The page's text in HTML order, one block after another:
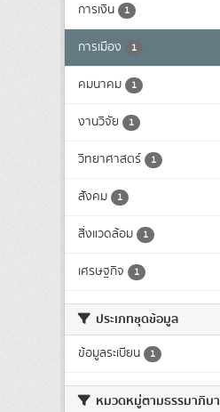
การเงิน 1
การเมือง 1
คมนาคม 1
งานวิจัย 1
วิทยาศาสตร์ 1
สังคม 1
สิ่งแวดล้อม 1
เศรษฐกิจ 1
ประเภทชุดข้อมูล
ข้อมูลระเบียน 1
หมวดหมู่ตามธรรมาภิบ